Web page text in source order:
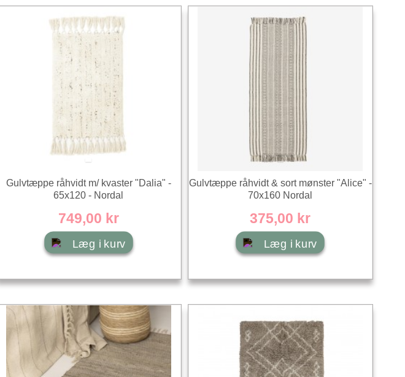
Gulvtæppe råhvidt m/ kvaster "Dalia" -
65x120 - Nordal
749,00 kr
Læg i kurv
Gulvtæppe råhvidt & sort mønster "Alice" -
70x160 Nordal
375,00 kr
Læg i kurv